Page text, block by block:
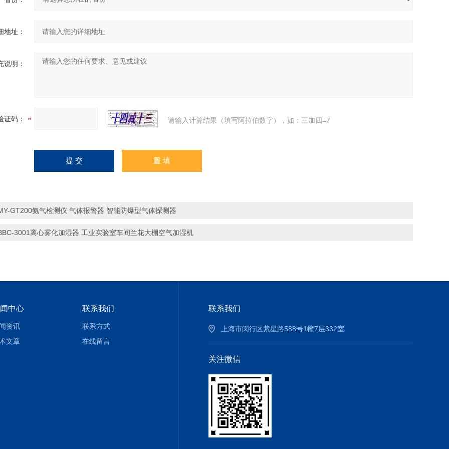
地址：
说明：
证码： 请输入计算结果（填写阿拉伯数字），如：三加四=7
GT200氨气检测仪 气体报警器 智能防爆型气体探测器
3001离心雾化加湿器 工业实验室车间兰花大棚空气加湿机
中心
资讯
文章
联系我们
联系方式
在线留言
联系我们
上海市闵行区紫星路588号1幢7层332室
关注微信